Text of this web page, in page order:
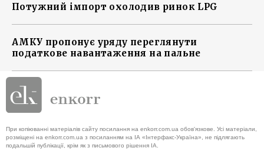
Потужний імпорт охолодив ринок LPG
АМКУ пропонує уряду переглянути
податкове навантаження на пальне
При копіюванні матеріалів сайту посилання на enkorr.com.ua обов'язкове. Усі матеріали,
розміщені на enkorr.com.ua з посиланням на ІА «Інтерфакс-Україна», не підлягають
подальшій публікації, крім як з письмового рішення ІА.